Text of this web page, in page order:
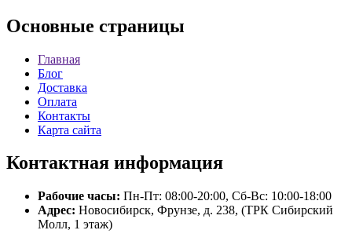
Основные страницы
Главная
Блог
Доставка
Оплата
Контакты
Карта сайта
Контактная информация
Рабочие часы: Пн-Пт: 08:00-20:00, Сб-Вс: 10:00-18:00
Адрес: Новосибирск, Фрунзе, д. 238, (ТРК Сибирский
Молл, 1 этаж)